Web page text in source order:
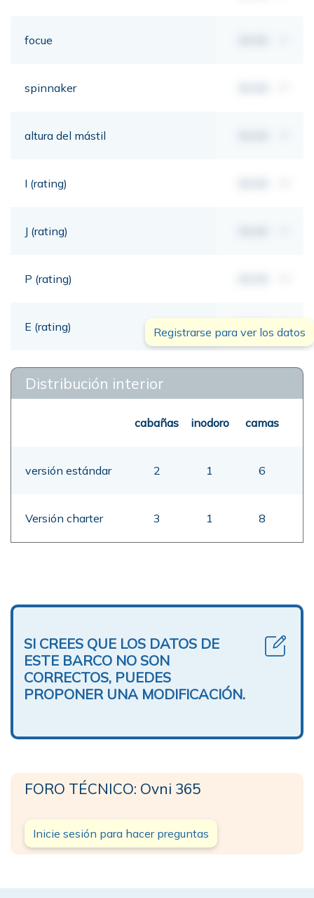
focue
spinnaker
altura del mástil
I (rating)
J (rating)
P (rating)
E (rating) 00,00 mt
Registrarse para ver los datos
Distribución interior
cabañas inodoro camas
versión estándar 2 1 6
Versión charter 3 1 8
SI CREES QUE LOS DATOS DE
ESTE BARCO NO SON
CORRECTOS, PUEDES
PROPONER UNA MODIFICACIÓN.
FORO TÉCNICO: Ovni 365
Inicie sesión para hacer preguntas